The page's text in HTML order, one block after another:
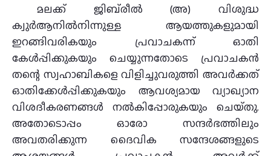
മലക്ക്‌ ജിബ്‌രീല്‍ (അ) വിശുദ്ധ
ക്വുര്‍ആനില്‍നിന്നുള്ള ആയത്തുകളുമായി
ഇറങ്ങിവരികയും പ്രവാചകന്ന്‌ ഓതി
കേള്‍പ്പിക്കുകയും ചെയ്യുന്നതോടെ പ്രവാചകന്‍
തന്റെ സ്വഹാബികളെ വിളിച്ചുവരുത്തി അവര്‍ക്കത്‌
ഓതിക്കേള്‍പ്പിക്കുകയും ആവശ്യമായ വ്യാഖ്യാന
വിശദീകരണങ്ങള്‍ നല്‍കിപ്പോരുകയും ചെയ്‌തു.
അതോടൊപ്പം ഓരോ സന്ദര്‍ഭത്തിലും
അവതരിക്കുന്ന ദൈവിക സന്ദേശങ്ങളുടെ